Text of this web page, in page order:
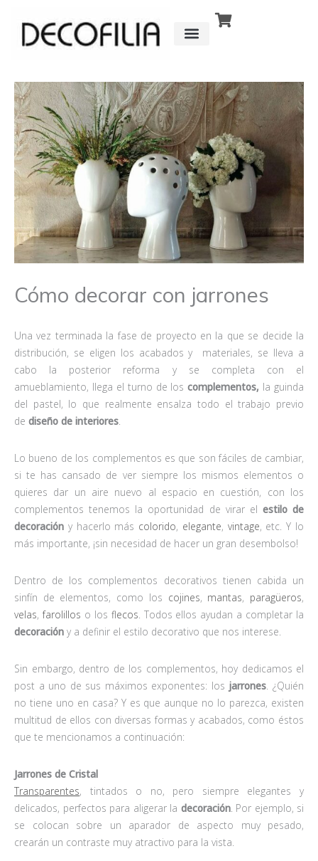
contenido
Cómo decorar con jarrones
Una vez terminada la fase de proyecto en la que se decide la
distribución, se eligen los acabados y materiales, se lleva a
cabo la posterior reforma y se completa con el
amueblamiento, llega el turno de loscomplementos, la guinda
del pastel, lo que realmente ensalza todo el trabajo previo
de diseño de interiores
Lo bueno de los complementos es que son fáciles de cambiar,
si te has cansado de ver siempre los mismos elementos o
quieres dar un aire nuevo al espacio en cuestión, con los
complementos tenemos la oportunidad de virar el estilo de
decoración y hacerlo más colorido, elegante, vintage, etc. Y lo
más importante, ¡sin necesidad de hacer un gran desembolso!
Dentro de los complementos decorativos tienen cabida un
sinfín de elementos, como los cojines, mantas, paragüeros,
velas, farolillos o los flecos. Todos ellos ayudan a completar la
decoración y a definir el estilo decorativo que nos interese.
Sin embargo, dentro de los complementos, hoy dedicamos el
post a uno de sus máximos exponentes: los jarrones. ¿Quién
no tiene uno en casa? Y es que aunque no lo parezca, existen
multitud de ellos con diversas formas y acabados, como éstos
que te mencionamos a continuación:
Jarrones de Cristal
Transparentes, tintados o no, pero siempre elegantes y
delicados, perfectos para aligerar la decoración. Por ejemplo, si
se colocan sobre un aparador de aspecto muy pesado,
crearán un contraste muy atractivo para la vista.